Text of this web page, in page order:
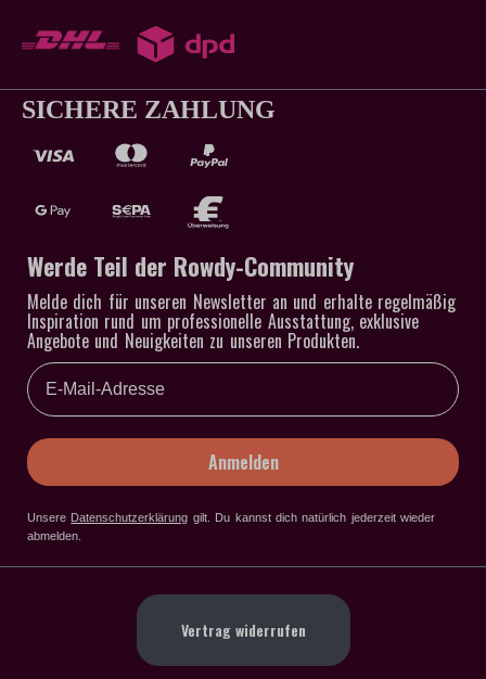
SICHERE ZAHLUNG
Werde Teil der Rowdy-Community
Melde dich für unseren Newsletter an und erhalte regelmäßig
Inspiration rund um professionelle Ausstattung, exklusive
Angebote und Neuigkeiten zu unseren Produkten.
Email
Anmelden
Unsere Datenschutzerklärung gilt. Du kannst dich natürlich jederzeit wieder
abmelden.
Vertrag widerrufen